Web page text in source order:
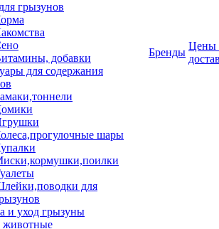
грызунов
добавки
для содержания
шары
для
и уход грызуны
Бренды
Цены